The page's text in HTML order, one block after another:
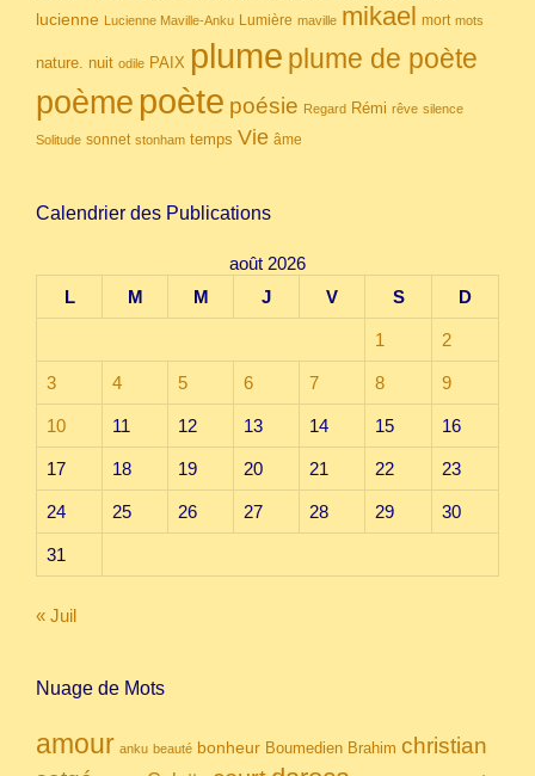
lucienne Lucienne Maville-Anku Lumière maville mikael mort mots
nature. nuit odile PAIX plume plume de poète
poème poète poésie Regard Rémi rêve silence
Solitude sonnet stonham temps Vie âme
Calendrier des Publications
août 2026
L
M M J V S D
1 2
3 4 5 6 7 8 9
10 11 12 13 14 15 16
17 18 19 20 21 22 23
24 25 26 27 28 29 30
31
« Juil
Nuage de Mots
amour anku beauté bonheur Boumedien Brahim christian